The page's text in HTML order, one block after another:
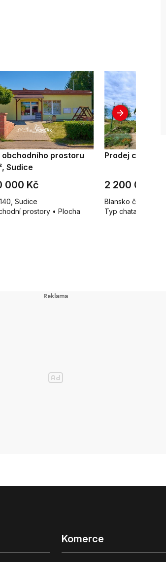
obchodního prostoru
Sudice
000 Kč
Sudice
prostory • Plocha
Prodej chaty 28
2 200 000 Kč
Blansko č.ev. 371,
Typ chata • Plocha
Komerce